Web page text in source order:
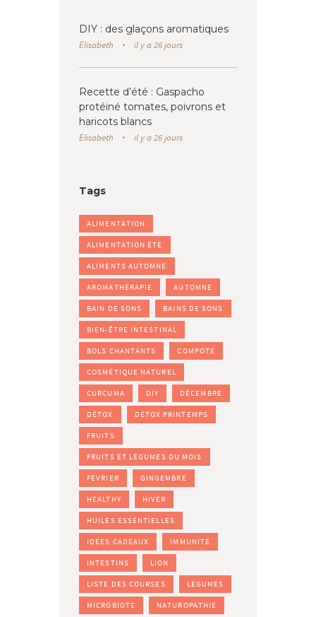
DIY : des glaçons aromatiques
Elisabeth il y a 26 jours
Recette d’été : Gaspacho
protéiné tomates, poivrons et
haricots blancs
Elisabeth il y a 26 jours
Tags
ALIMENTATION
ALIMENTATION ÉTÉ
ALIMENTS AUTOMNE
AROMATHÉRAPIE AUTOMNE
BAIN DE SONS BAINS DE SONS
BIEN-ÊTRE INTESTINAL
BOLS CHANTANTS COMPOTE
COSMÉTIQUE NATUREL
CURCUMA DIY DÉCEMBRE
DÉTOX DÉTOX PRINTEMPS
FRUITS
FRUITS ET LÉGUMES DU MOIS
FÉVRIER GINGEMBRE
HEALTHY HIVER
HUILES ESSENTIELLES
IDÉES CADEAUX IMMUNITÉ
INTESTINS LION
LISTE DES COURSES LÉGUMES
MICROBIOTE NATUROPATHIE